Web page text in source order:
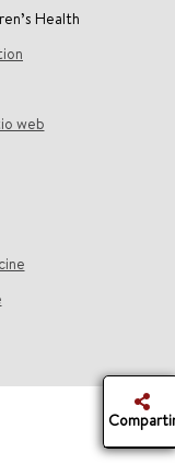
Health
web